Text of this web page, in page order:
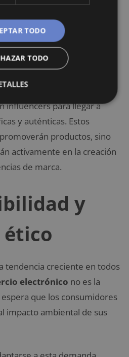
productos sin tener
lo que facilita una
fluida.
ecommerce 2025
influencers para llegar a
y auténticas. Estos
productos, sino
activamente en la creación
de marca.
y
tendencia creciente en todos
electrónico no es la
que los consumidores
impacto ambiental de sus
TODO
TODO